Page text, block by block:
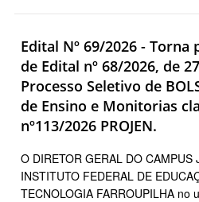
Edital Nº 69/2026 - Torna
de Edital nº 68/2026, de
Processo Seletivo de
de Ensino e Monitorias
nº113/2026 PROJEN.
O DIRETOR GERAL DO CAMPUS
INSTITUTO FEDERAL DE
TECNOLOGIA FARROUPILHA no